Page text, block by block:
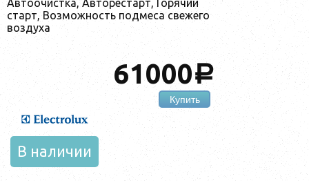
старт, Возможность подмеса свежего
воздуха
61000a
Купить
В наличии